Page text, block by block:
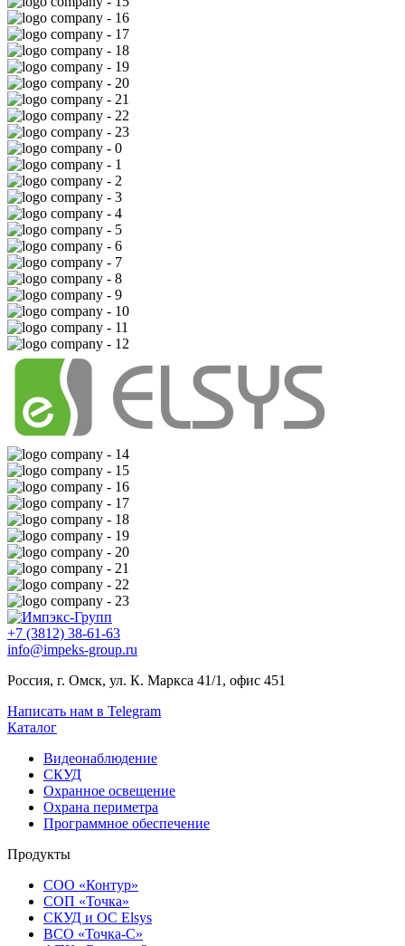
+7 (3812) 38-61-63
info@impeks-group.ru
Россия, г. Омск, ул. К. Маркса 41/1, офис 451
Написать нам в Telegram
Каталог
Видеонаблюдение
СКУД
Охранное освещение
Охрана периметра
Программное обеспечение
Продукты
СОО «Контур»
СОП «Точка»
СКУД и ОС Elsys
ВСО «Точка-С»